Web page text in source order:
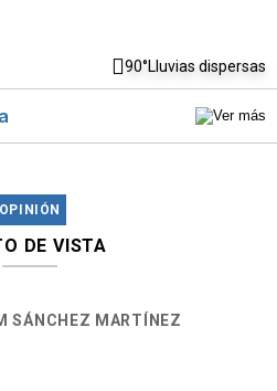
90°Lluvias dispersas
OPINIÓN
DE VISTA
SÁNCHEZ MARTÍNEZ